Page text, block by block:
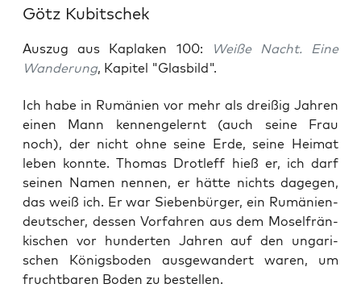
Götz Kubitschek
Auszug aus Kaplaken 100:
Weiße Nacht. Eine
Wanderung, Kapitel "Glasbild".
Ich habe in Rumä­ni­en vor mehr als drei­ßig Jah­ren
einen Mann ken­nen­ge­lernt (auch sei­ne Frau
noch), der nicht ohne sei­ne Erde, sei­ne Hei­mat
leben konn­te. Tho­mas Drotl­eff hieß er, ich darf
sei­nen Namen nen­nen, er hät­te nichts dage­gen,
das weiß ich. Er war Sie­ben­bür­ger, ein Rumä­ni­en­
deut­scher, des­sen Vor­fah­ren aus dem Mosel­frän­
ki­schen vor hun­der­ten Jah­ren auf den unga­ri­
schen Königs­bo­den aus­ge­wan­dert waren, um
frucht­ba­ren Boden zu bestellen.